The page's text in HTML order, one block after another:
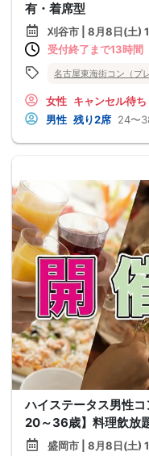
有・着席型
刈谷市 | 8月8日(土)
受付終了まで13時間
名古屋東海街コン（プ
女性 キャンセル待ち
男性 残り2席 24〜
ハイステータス男性
20～36歳】料理飲放
盛岡市 | 8月8日(土)